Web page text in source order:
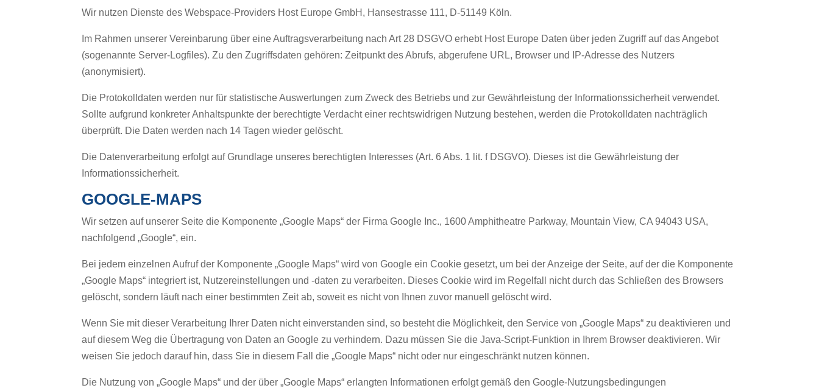
Wir nutzen Dienste des Webspace-Providers Host Europe GmbH, Hansestrasse 111, D-51149 Köln.
Im Rahmen unserer Vereinbarung über eine Auftragsverarbeitung nach Art 28 DSGVO erhebt Host Europe Daten über jeden Zugriff auf das Angebot
(sogenannte Server-Logfiles). Zu den Zugriffsdaten gehören: Zeitpunkt des Abrufs, abgerufene URL, Browser und IP-Adresse des Nutzers
(anonymisiert).
Die Protokolldaten werden nur für statistische Auswertungen zum Zweck des Betriebs und zur Gewährleistung der Informationssicherheit verwendet.
Sollte aufgrund konkreter Anhaltspunkte der berechtigte Verdacht einer rechtswidrigen Nutzung bestehen, werden die Protokolldaten nachträglich
überprüft. Die Daten werden nach 14 Tagen wieder gelöscht.
Die Datenverarbeitung erfolgt auf Grundlage unseres berechtigten Interesses (Art. 6 Abs. 1 lit. f DSGVO). Dieses ist die Gewährleistung der
Informationssicherheit.
GOOGLE-MAPS
Wir setzen auf unserer Seite die Komponente „Google Maps“ der Firma Google Inc., 1600 Amphitheatre Parkway, Mountain View, CA 94043 USA,
nachfolgend „Google“, ein.
Bei jedem einzelnen Aufruf der Komponente „Google Maps“ wird von Google ein Cookie gesetzt, um bei der Anzeige der Seite, auf der die Komponente
„Google Maps“ integriert ist, Nutzereinstellungen und -daten zu verarbeiten. Dieses Cookie wird im Regelfall nicht durch das Schließen des Browsers
gelöscht, sondern läuft nach einer bestimmten Zeit ab, soweit es nicht von Ihnen zuvor manuell gelöscht wird.
Wenn Sie mit dieser Verarbeitung Ihrer Daten nicht einverstanden sind, so besteht die Möglichkeit, den Service von „Google Maps“ zu deaktivieren und
auf diesem Weg die Übertragung von Daten an Google zu verhindern. Dazu müssen Sie die Java-Script-Funktion in Ihrem Browser deaktivieren. Wir
weisen Sie jedoch darauf hin, dass Sie in diesem Fall die „Google Maps“ nicht oder nur eingeschränkt nutzen können.
Die Nutzung von „Google Maps“ und der über „Google Maps“ erlangten Informationen erfolgt gemäß den Google-Nutzungsbedingungen